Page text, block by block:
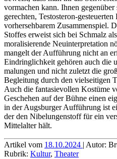
vormachen kann. Ihnen
gerechten, Testosteron-
vorherseh­barem Zusammen­spiel.
Stoffes erweist sich bei Schmalz
morali­sierende Neuinterpretation
mangelt der Aufführung nicht an
Eindring­lich­keit gehören auch
malungen und nicht zuletzt die
Begleitung durch den vielseitigen
Auch die fantasie­vollen Kostüme
Geschehen auf der Bühne einen
in der Augsburger Aufführung ist
der den Nibelungen­stoff für ein
Mittelalter hält.
Artikel vom 18.10.2024 | Autor:
Rubrik: Kultur, Theater